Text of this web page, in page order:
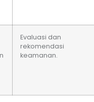
Evaluasi dan
rekomendasi
keamanan.